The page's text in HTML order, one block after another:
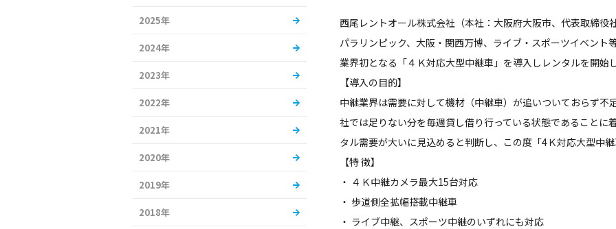
西尾レントオール株式会社（本社：大阪府大阪市、代表取締
パラリンピック、大阪・関西万博、ライブ・スポーツイベント
業界初となる「４Ｋ対応大型中継車」を導入しレンタルを開始
【導入の目的】
中継業界は需要に対して機材（中継車）が追いついておらず不
社では足りない分を毎週貸し借り行っている状態であることに
タル需要が大いに見込めると判断し、この度「4Ｋ対応大型中
【特 徴】
・ ４Ｋ中継カメラ最大15台対応
・ 歩道側全拡幅搭載中継車
・ ライブ中継、スポーツ中継のいずれにも対応
2025年
2024年
2023年
2022年
2021年
2020年
2019年
2018年